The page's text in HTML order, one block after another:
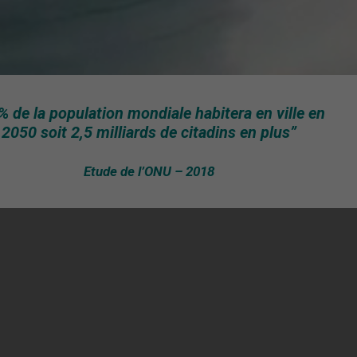
de la population mondiale habitera en ville en
2050 soit 2,5 milliards de citadins en plus”
Etude de l’ONU – 2018